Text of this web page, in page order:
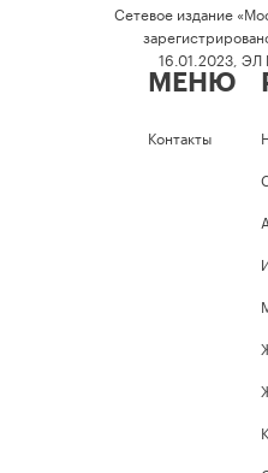
Сетевое издание
16.01.2023,
МЕНЮ
Контакты